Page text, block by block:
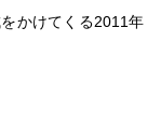
かけてくる2011年